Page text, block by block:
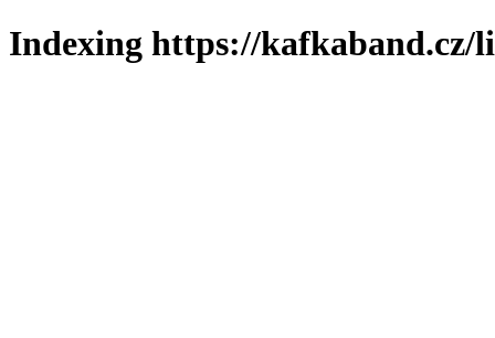
Indexing https://kafkaband.cz/